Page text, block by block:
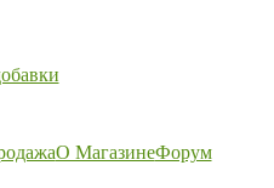
О МагазинеФорум